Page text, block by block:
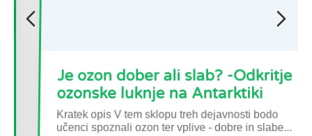
Je ozon dober ali slab? -Odkritje
ozonske luknje na Antarktiki
Kratek opis V tem sklopu treh dejavnosti bodo
učenci spoznali ozon ter vplive - dobre in slabe...